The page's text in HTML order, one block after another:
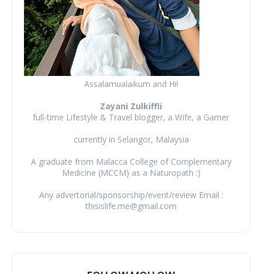
Assalamualaikum and Hi!
Zayani Zulkiffli
full-time Lifestyle & Travel blogger, a Wife, a Gamer
currently in Selangor, Malaysia
A graduate from Malacca College of Complementary
Medicine (MCCM) as a Naturopath :)
Any advertorial/sponsorship/event/review Email :
thisislife.me@gmail.com